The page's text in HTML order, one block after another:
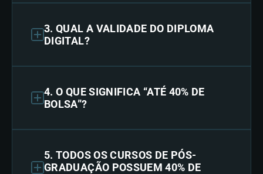
3. QUAL A VALIDADE DO DIPLOMA
DIGITAL?
4. O QUE SIGNIFICA “ATÉ 40% DE
BOLSA”?
5. TODOS OS CURSOS DE PÓS-
GRADUAÇÃO POSSUEM 40% DE